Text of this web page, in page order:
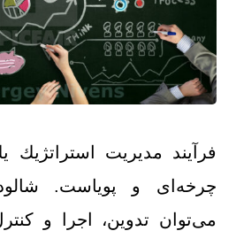
فرآیند مدیریت استراتژیك
چرخه‌ای و پویاست.
می‌توان تدوین، اجرا و